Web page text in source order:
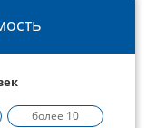
более 10